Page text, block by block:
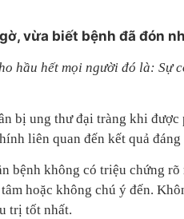
vừa biết bệnh đã đón
hầu hết mọi người đó là: Sự
bị ung thư đại tràng khi
liên quan đến kết quả đáng
bệnh không có triệu chứng
hoặc không chú ý đến.
trị tốt nhất.